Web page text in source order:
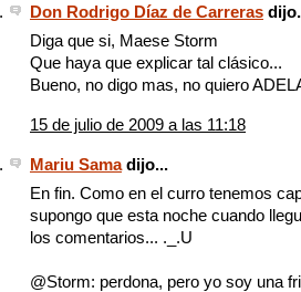
Don Rodrigo Díaz de Carreras
Diga que si, Maese Storm
Que haya que explicar tal clásico...
Bueno, no digo mas, no quiero
15 de julio de 2009 a las 11:18
Mariu Samadijo...
En fin. Como en el curro tenemos
supongo que esta noche cuando
los comentarios... ._.U
@Storm: perdona, pero yo soy una